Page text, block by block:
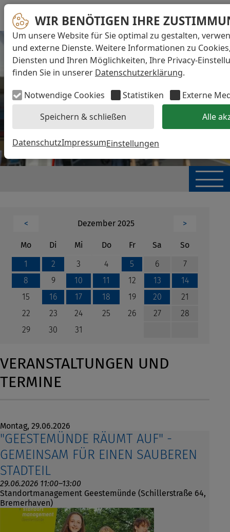
WIR BENÖTIGEN IHRE
Um unsere Website für Sie optimal zu gestalten,
und externe Dienste. Weitere Informationen zu
Diensten und Ihren Möglichkeiten, Ihre Privacy-
finden Sie in unserer Datenschutzerklärung.
Notwendige Cookies
Statistiken
Externe
Speichern & schließen
Alle
DatenschutzImpressumEinstellungen
< Dezember 2025 >
Montag Di enstag
Mi ttwochDonnerstag
FreitagSa mstagSonntag
1 2 3 4 5 6
7
8
9 10 11 12 13
14
15
16 17 18 19 20
21
22
23 24 25 26 27
28
29
30 31
VERANSTALTUNGEN UND
TERMINE
Montag, 29.06.2026
"GEESTEMÜNDE RÄUMT AUF" -
GEMEINSAM FÜR EINEN SAUBEREN
STADTEIL
29.06.2026 11:00–13:00
Standortmanagement Geestemünde (Schillerstraße 64,
Bremerhaven)